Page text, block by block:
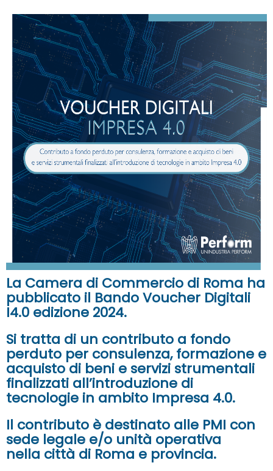
La Camera di Commercio di Roma ha
pubblicato il Bando Voucher Digitali
I4.0 edizione 2024.
Si tratta di un contributo a fondo
perduto per consulenza, formazione e
acquisto di beni e servizi strumentali
finalizzati all’introduzione di
tecnologie in ambito Impresa 4.0.
Il contributo è destinato alle PMI con
sede legale e/o unità operativa
nella città di Roma e provincia.